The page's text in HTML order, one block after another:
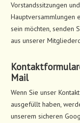
Vorstandssitzungen
Hauptversammlungen
sein möchten, senden
aus unserer
Mail
Wenn Sie unser
ausgefüllt haben,
unserem sicheren